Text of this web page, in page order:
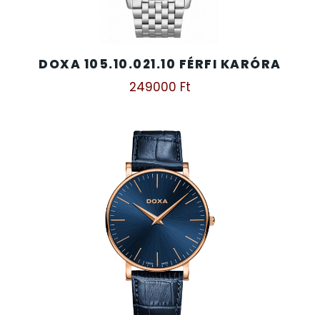
DOXA 105.10.021.10 FÉRFI KARÓRA
249000 Ft